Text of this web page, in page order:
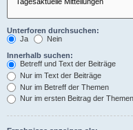
Unterforen durchsuchen:
Ja
Nein
Innerhalb suchen:
Betreff und Text der Beiträge
Nur im Text der Beiträge
Nur im Betreff der Themen
Nur im ersten Beitrag der Themen